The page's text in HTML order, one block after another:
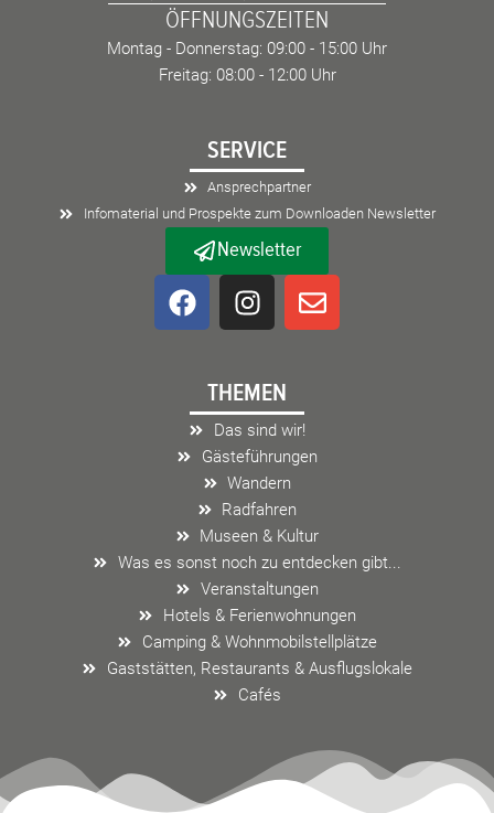
ÖFFNUNGSZEITEN
Montag - Donnerstag: 09:00 - 15:00 Uhr
Freitag: 08:00 - 12:00 Uhr
SERVICE
Ansprechpartner
Infomaterial und Prospekte zum Downloaden Newsletter
Newsletter
F
a
o
o
I
n
a
g
r
a
m
E
n
p
THEMEN
Das sind wir!
Gästeführungen
Wandern
Radfahren
Museen & Kultur
Was es sonst noch zu entdecken gibt...
Veranstaltungen
Hotels & Ferienwohnungen
Camping & Wohnmobilstellplätze
Gaststätten, Restaurants & Ausflugslokale
Cafés